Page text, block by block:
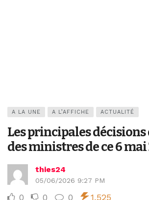
A LA UNE A L’AFFICHE ACTUALITÉ
Les principales décisions
des ministres de ce 6 mai
thies24
05/06/2026 9:27 PM
0 0 0 1,525